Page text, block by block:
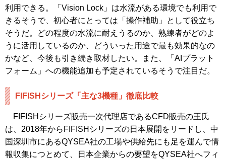
利用できる。「Vision Lock」は水流がある環境でも利用で
きるそうで、初心者にとっては「操作補助」として役立ち
そうだ。どの程度の水流に耐えうるのか、熟練者がどのよ
うに活用しているのか、どういった用途で最も効果的なの
かなど、今後も引き続き取材したい。また、「AIプラット
フォーム」への機能追加も予定されているそうで注目だ。
FIFISHシリーズ「主な3機種」徹底比較
FIFISHシリーズ販売一次代理店であるCFD販売の王氏
は、2018年からFIFISHシリーズの日本展開をリードし、中
国深圳市にあるQYSEA社の工場や供給先にも足を運んで情
報収集につとめて、日本企業からの要望をQYSEA社へフィ